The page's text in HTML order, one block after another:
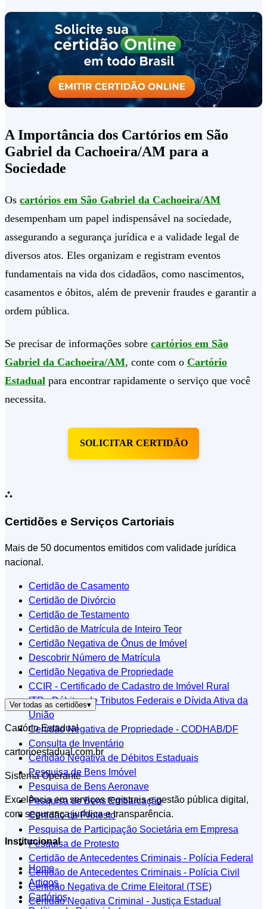
A Importância dos Cartórios em São
Gabriel da Cachoeira/AM para a
Sociedade
Os cartórios em São Gabriel da Cachoeira/AM
desempenham um papel indispensável na sociedade,
assegurando a segurança jurídica e a validade legal de
diversos atos. Eles organizam e registram eventos
fundamentais na vida dos cidadãos, como nascimentos,
casamentos e óbitos, além de prevenir fraudes e garantir a
ordem pública.
Se precisar de informações sobre cartórios em São
Gabriel da Cachoeira/AM, conte com o Cartório
Estadual para encontrar rapidamente o serviço que você
necessita.
SOLICITAR CERTIDÃO
⛬
Certidões e Serviços Cartoriais
Mais de 50 documentos emitidos com validade jurídica
nacional.
Certidão de Casamento
Certidão de Divórcio
Certidão de Testamento
Certidão de Matrícula de Inteiro Teor
Certidão Negativa de Ônus de Imóvel
Descobrir Número de Matrícula
Certidão Negativa de Propriedade
CCIR - Certificado de Cadastro de Imóvel Rural
ITR - Débitos de Tributos Federais e Dívida Ativa da
União
Certidão Negativa de Propriedade - CODHAB/DF
Consulta de Inventário
Certidão Negativa de Débitos Estaduais
Pesquisa de Bens Imóvel
Pesquisa de Bens Aeronave
Pesquisa de Bens Embarcação
Certidão de Protesto
Pesquisa de Participação Societária em Empresa
Pesquisa de Protesto
Certidão de Antecedentes Criminais - Polícia Federal
Certidão de Antecedentes Criminais - Polícia Civil
Certidão Negativa de Crime Eleitoral (TSE)
Certidão Negativa Criminal - Justiça Estadual
Ver todas as certidões▾
Cartório Estadual
cartorioestadual.com.br
Sistema Operante
Excelência em serviços registrais e gestão pública digital,
com segurança jurídica e transparência.
Institucional
Home
Artigos
Cartórios